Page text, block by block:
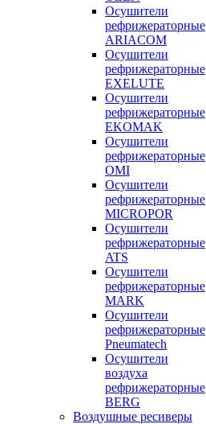
Осушители
рефрижераторные
ARIACOM
Осушители
рефрижераторные
EXELUTE
Осушители
рефрижераторные
EKOMAK
Осушители
рефрижераторные
OMI
Осушители
рефрижераторные
MICROPOR
Осушители
рефрижераторные
ATS
Осушители
рефрижераторные
MARK
Осушители
рефрижераторные
Pneumatech
Осушители
воздуха
рефрижераторные
BERG
Воздушные ресиверы